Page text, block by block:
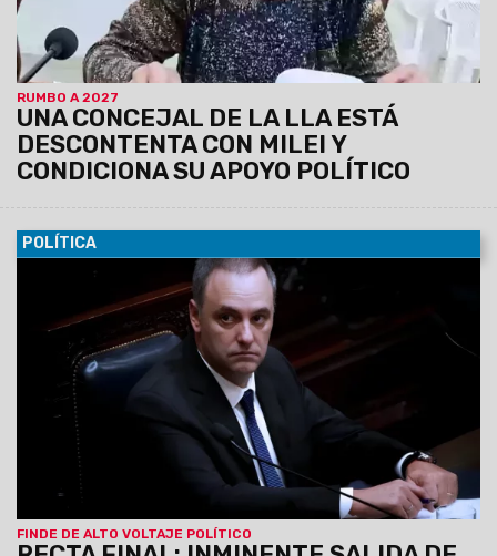
RUMBO A 2027
UNA CONCEJAL DE LA LLA ESTÁ
DESCONTENTA CON MILEI Y
CONDICIONA SU APOYO POLÍTICO
POLÍTICA
FINDE DE ALTO VOLTAJE POLÍTICO
El Presidente Javier Milei retorna este sábado
a la Argentina de su viaje a España, y podrían generarse
definiciones sobre la inminente salida del todavía Jefe de
Gabinete. Karina Milei, se reunió esta tarde con el Ministro del
Interior, Diego Santilli; con Martín Menem; con Toto Caputo; y
con el Canciller, Pablo Quirno.El Caso Adorni le generó un
tremendo desgaste político al Gobierno Nacional, en
medio de la investigación de la Justicia y la crítica
masiva del Congreso.